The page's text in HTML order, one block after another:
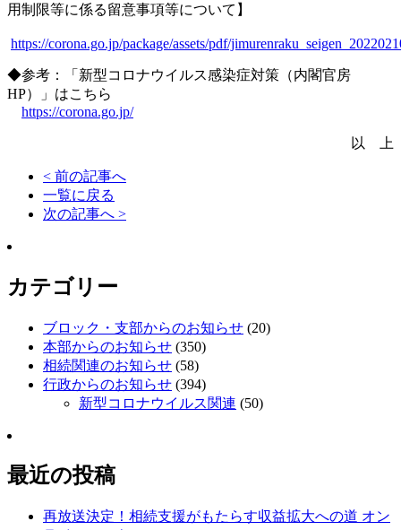
用制限等に係る留意事項等について】
https://corona.go.jp/package/assets/pdf/
◆参考：「新型コロナウイルス感染症対策（内閣官房
HP）」はこちら
https://corona.go.jp/
以 上
< 前の記事へ
一覧に戻る
次の記事へ >
カテゴリー
ブロック・支部からのお知らせ (20)
本部からのお知らせ (350)
相続関連のお知らせ (58)
行政からのお知らせ (394)
新型コロナウイルス関連 (50)
最近の投稿
再放送決定！相続支援がもたらす収益拡大への道 オン